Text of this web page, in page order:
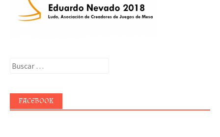
Buscar:
FACEBOOK